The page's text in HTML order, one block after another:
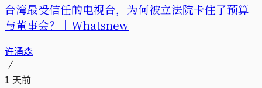
台湾最受信任的电视台，为何被立法院卡住了预算
与董事会？｜Whatsnew
许涌森
1 天前